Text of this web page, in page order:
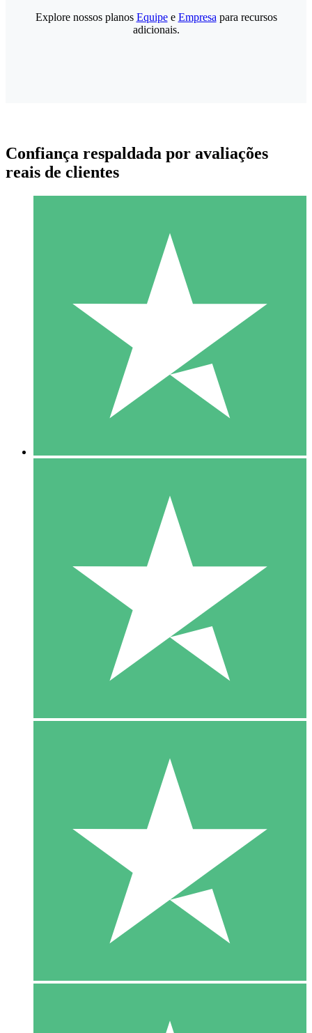
Pacotes de Créditos Individuais
Pague conforme o uso com créditos de download. Sem
1000
10 Downloads
20 00
Explore nossos planos Equipee Empresa para recursos
adicionais.
Confiança respaldada por avaliações
reais de clientes